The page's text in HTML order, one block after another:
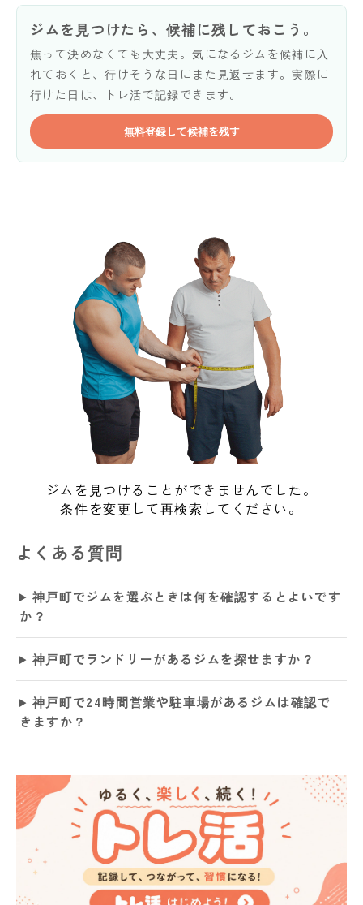
ジムを見つけたら、候補に残しておこう。
焦って決めなくても大丈夫。気になるジムを候補に入
れておくと、行けそうな日にまた見返せます。実際に
行けた日は、トレ活で記録できます。
無料登録して候補を残す
ジムを見つけることができませんでした。
条件を変更して再検索してください。
よくある質問
神戸町でジムを選ぶときは何を確認するとよいです
か？
神戸町でランドリーがあるジムを探せますか？
神戸町で24時間営業や駐車場があるジムは確認で
きますか？